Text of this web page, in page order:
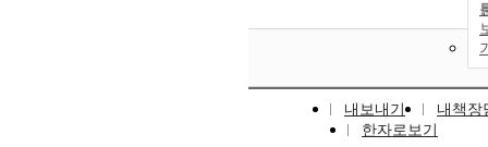
내보내기
내책장
한자로보기